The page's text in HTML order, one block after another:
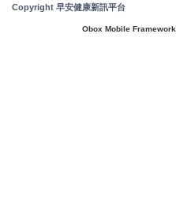
Copyright 早安健康新訊平台
Obox Mobile Framework